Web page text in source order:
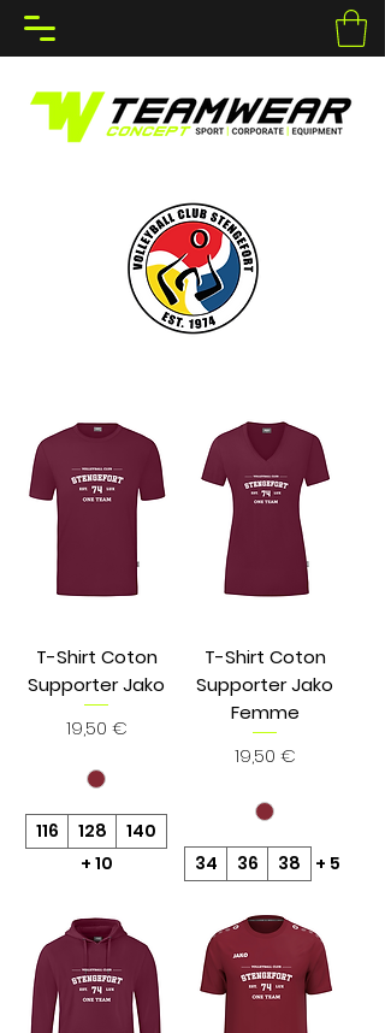
T-Shirt Coton
Supporter Jako
Prix
19,50 €
116 128
140
+ 10
T-Shirt Coton
Supporter Jako
Femme
Prix
19,50 €
34 36 38 + 5